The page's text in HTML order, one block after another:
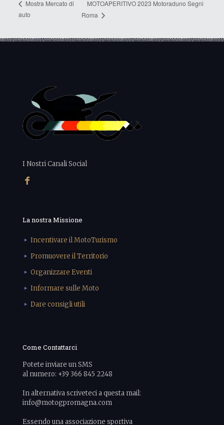
Mostra Mercato di
auto
MOTOAPERITIVO 2023 Motoraduno Segni
Roma
I Nostri Canali Social
La nostra Missione
Incentivare il MotoTurismo
Promuovere il Territorio
Organizzare Eventi
Informare sulle Moto
Dare consigli utili
Come Contattarci
Potete inviare un SMS
al numero: +39 366 845 2248
In alternativa scriveteci a questa mail:
info@motogpromagna.com
Essendo una associazione sportiva